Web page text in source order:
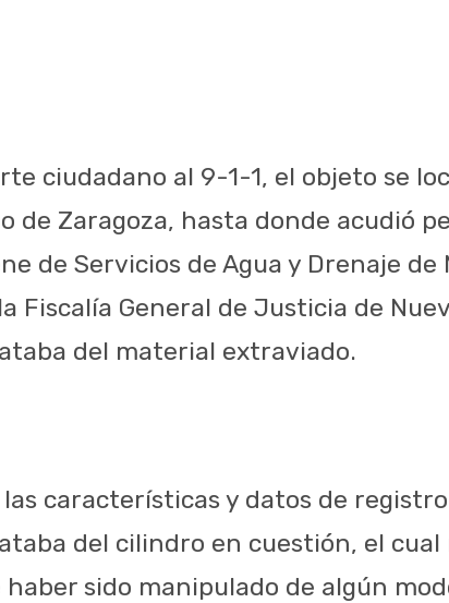
ciudadano al 9-1-1, el objeto se
de Zaragoza, hasta donde acudió
de Servicios de Agua y Drenaje
Fiscalía General de Justicia de
del material extraviado.
características y datos de
del cilindro en cuestión, el cual
sido manipulado de algún